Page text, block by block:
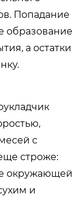
Попадание
образование
а остатки
с
строже:
окружающей
и